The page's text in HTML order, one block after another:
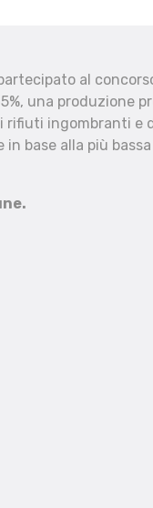
al
una produzione
rifiuti ingombranti e
base alla più